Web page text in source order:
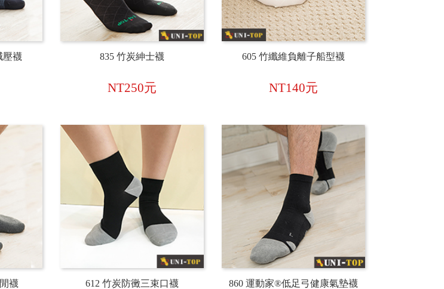
壓襪 835 竹炭紳士襪
NT250元
605 竹纖維負離子船型襪
NT140元
襪 612 竹炭防黴三束口襪 860 運動家®低足弓健康氣墊襪